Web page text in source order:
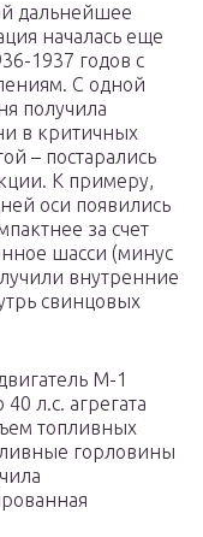
дальнейшее
началась еще
1937 годов с
С одной
получила
в критичных
– постарались
К примеру,
оси появились
за счет
шасси (минус
внутренние
свинцовых
М-1
л.с. агрегата
топливных
горловины